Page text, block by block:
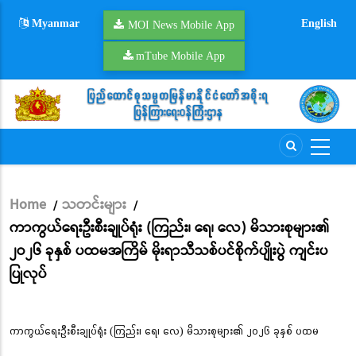
Myanmar MOI News Mobile App
mTube Mobile App
English
Breadcrumb
Home / သတင်းများ /
ကာကွယ်ရေးဦးစီးချုပ်ရုံး (ကြည်း၊ ရေ၊ လေ) မိသားစုများ၏
၂ဝ၂၆ ခုနှစ် ပထမအကြိမ် မိုးရာသီသစ်ပင်စိုက်ပျိုးပွဲ ကျင်းပ
ပြုလုပ်
ကာကွယ်ရေးဦးစီးချုပ်ရုံး (ကြည်း၊ ရေ၊ လေ) မိသားစုများ၏ ၂ဝ၂၆ ခုနှစ် ပထမ